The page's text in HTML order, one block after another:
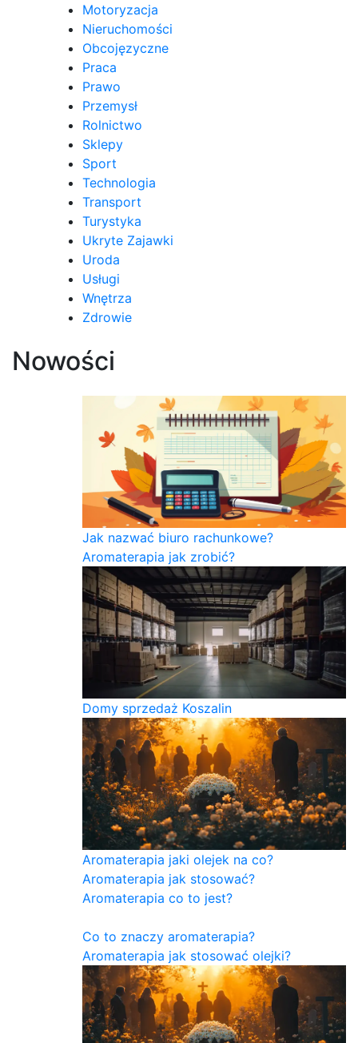
Motoryzacja
Nieruchomości
Obcojęzyczne
Praca
Prawo
Przemysł
Rolnictwo
Sklepy
Sport
Technologia
Transport
Turystyka
Ukryte Zajawki
Uroda
Usługi
Wnętrza
Zdrowie
Nowości
Jak nazwać biuro rachunkowe?
Aromaterapia jak zrobić?
Domy sprzedaż Koszalin
Aromaterapia jaki olejek na co?
Aromaterapia jak stosować?
Aromaterapia co to jest?
Co to znaczy aromaterapia?
Aromaterapia jak stosować olejki?